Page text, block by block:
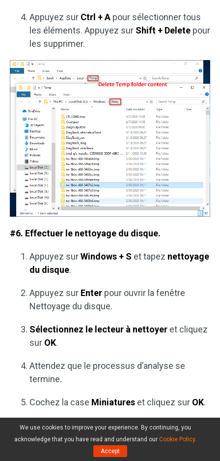
Appuyez sur Ctrl + A pour sélectionner tous
les éléments. Appuyez sur Shift + Delete pour
les supprimer.
#6. Effectuer le nettoyage du disque.
Appuyez surWindows + S et tapez nettoyage
du disque.
Appuyez sur Enter pour ouvrir la fenêtre
Nettoyage du disque.
Sélectionnez le lecteur à nettoyer et cliquez
sur OK.
Attendez que le processus d’analyse se
termine.
Cochez la case Miniatures et cliquez sur OK.
Attendez que l’action soit complétée.
We use cookies to improve your experience. By continuing, you
acknowledge that you have read and understand our Cookie Policy.
Accept